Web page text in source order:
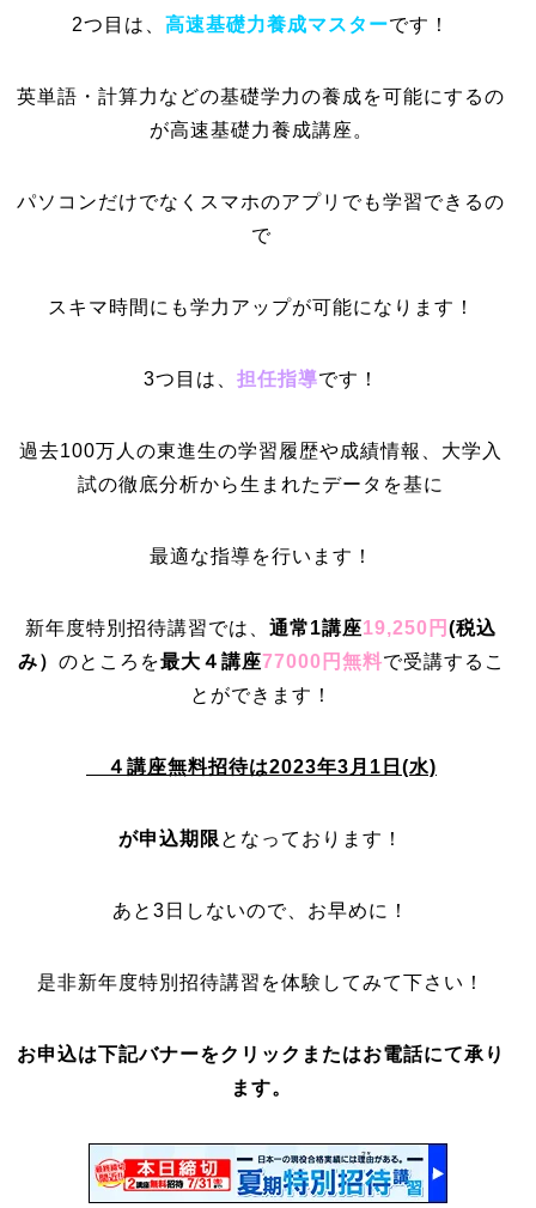
2つ目は、高速基礎力養成マスターです！
英単語・計算力などの基礎学力の養成を可能にするの
が高速基礎力養成講座。
パソコンだけでなくスマホのアプリでも学習できるの
で
スキマ時間にも学力アップが可能になります！
3つ目は、 担任指導です！
過去100万人の東進生の学習履歴や成績情報、大学入
試の徹底分析から生まれたデータを基に
最適な指導を行います！
新年度特別招待講習では、通常1講座19,250円(税込
み） のところを最大４講座77000円無料で受講するこ
とができます！
４講座無料招待は2023年3月1日(水)
が申込期限 となっております！
あと3日しないので、お早めに！
是非新年度特別招待講習を体験してみて下さい！
お申込は下記バナーをクリックまたはお電話にて承り
ます。